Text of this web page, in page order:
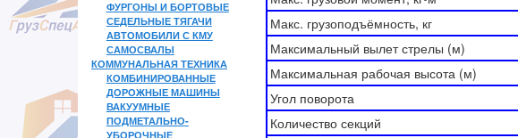
ФУРГОНЫ И БОРТОВЫЕ
СЕДЕЛЬНЫЕ ТЯГАЧИ
АВТОМОБИЛИ С КМУ
САМОСВАЛЫ
КОММУНАЛЬНАЯ ТЕХНИКА
КОМБИНИРОВАННЫЕ
ДОРОЖНЫЕ МАШИНЫ
ВАКУУМНЫЕ
ПОДМЕТАЛЬНО-
УБОРОЧНЫЕ
Макс. грузоподъёмность, кг
Максимальный вылет стрелы (м)
Максимальная рабочая высота (м)
Угол поворота
Количество секций